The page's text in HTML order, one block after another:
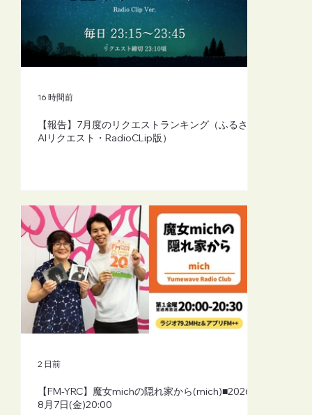
【FM-YRC】魔女michの隠れ家から
【報告】7月度のリクエストランキング（ふるさと
AIリクエスト・RadioCLip版）
16 時間前
【FM-YRC】魔女michの隠れ家から(mich)■2026年
8月7日(金)20:00
2 日前